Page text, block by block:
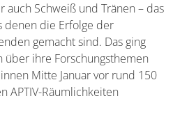
auch Schweiß und Tränen – das
denen die Erfolge der
gemacht sind. Das ging
über ihre Forschungsthemen
Mitte Januar vor rund 150
APTIV-Räumlichkeiten